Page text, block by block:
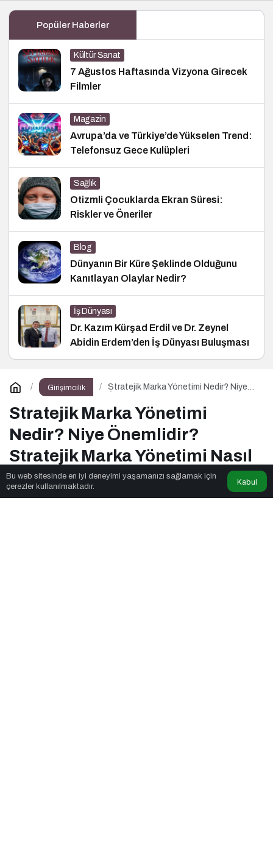
Popüler Haberler
Kültür Sanat
7 Ağustos Haftasında Vizyona Girecek
Filmler
Magazin
Avrupa’da ve Türkiye’de Yükselen Trend:
Telefonsuz Gece Kulüpleri
Sağlık
Otizmli Çocuklarda Ekran Süresi:
Riskler ve Öneriler
Blog
Dünyanın Bir Küre Şeklinde Olduğunu
Kanıtlayan Olaylar Nedir?
İş Dünyası
Dr. Kazım Kürşad Erdil ve Dr. Zeynel
Abidin Erdem’den İş Dünyası Buluşması
Girişimcilik
Stratejik Marka Yönetimi Nedir? Niye
Nasıl Yapılır?
Stratejik Marka Yönetimi
Nedir? Niye Önemlidir?
Stratejik Marka Yönetimi Nasıl
Yapılır?
Bu web sitesinde en iyi deneyimi yaşamanızı sağlamak için
çerezler kullanılmaktadır.
Kabul